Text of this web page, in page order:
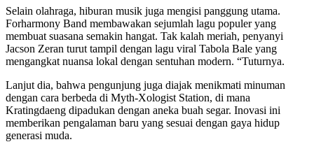
Selain olahraga, hiburan musik juga mengisi panggung utama.
Forharmony Band membawakan sejumlah lagu populer yang
membuat suasana semakin hangat. Tak kalah meriah, penyanyi
Jacson Zeran turut tampil dengan lagu viral Tabola Bale yang
mengangkat nuansa lokal dengan sentuhan modern. “Tuturnya.
Lanjut dia, bahwa pengunjung juga diajak menikmati minuman
dengan cara berbeda di Myth-Xologist Station, di mana
Kratingdaeng dipadukan dengan aneka buah segar. Inovasi ini
memberikan pengalaman baru yang sesuai dengan gaya hidup
generasi muda.